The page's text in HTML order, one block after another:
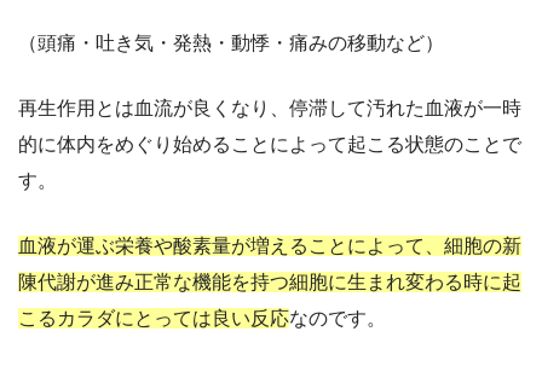
（頭痛・吐き気・発熱・動悸・痛みの移動など）
再生作用とは血流が良くなり、停滞して汚れた血液が一時
的に体内をめぐり始めることによって起こる状態のことで
す。
血液が運ぶ栄養や酸素量が増えることによって、細胞の新
陳代謝が進み正常な機能を持つ細胞に生まれ変わる時に起
こるカラダにとっては良い反応なのです。